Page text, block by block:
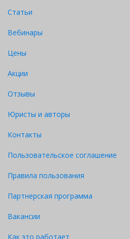
Статьи
Вебинары
Цены
Акции
Отзывы
Юристы и авторы
Контакты
Пользовательское соглашение
Правила пользования
Партнерская программа
Вакансии
Как это работает